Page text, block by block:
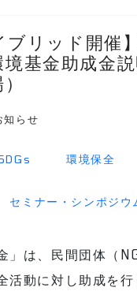
ブリッド開催
基金助成金
知らせ
環境保全
セミナー・シンポジウ
」は、民間団体（
活動に対し助成を行